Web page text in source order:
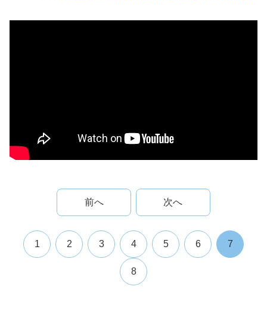
前へ 次へ
1 2 3 4 5 6 7
8